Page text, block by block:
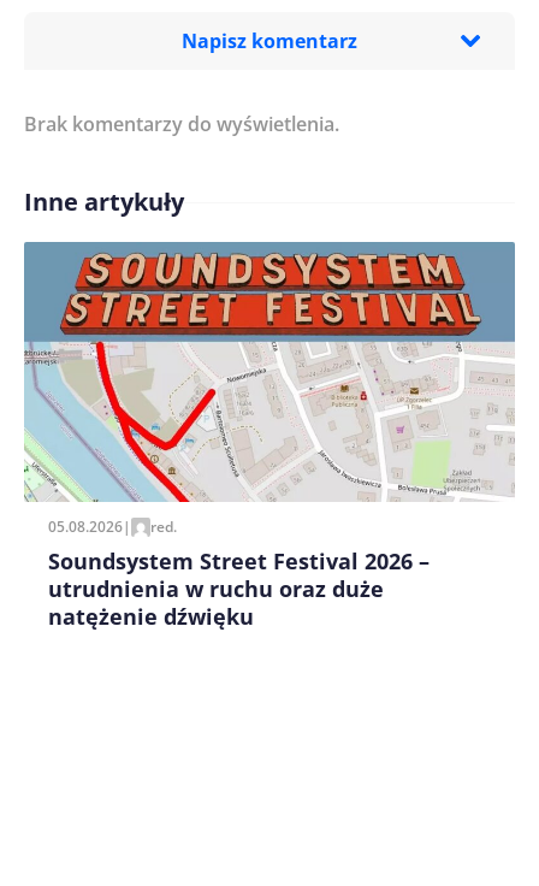
Napisz komentarz
Treść komentarza*
Imię/ Nick*
Zapamiętaj moje dane w tej przeglądarce podczas
pisania kolejnych komentarzy.
Brak komentarzy do wyświetlenia.
Inne artykuły
05.08.2026| red.
Soundsystem Street Festival 2026 –
utrudnienia w ruchu oraz duże
natężenie dźwięku